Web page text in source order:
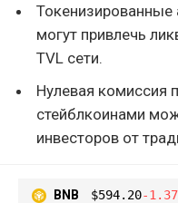
Токенизированные
могут привлечь
TVL сети.
Нулевая комиссия
стейблкоинами
инвесторов от
BNB $594.20-